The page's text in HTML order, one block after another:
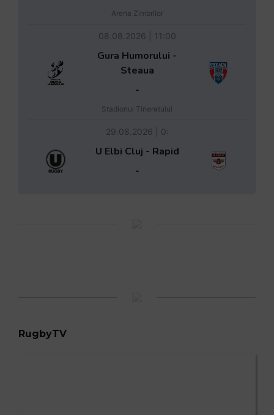
Arena Zimbrilor
08.08.2026 | 11:00
Gura Humorului -
Steaua
-
Stadionul Tineretului
29.08.2026 | 0:
U Elbi Cluj - Rapid
-
RugbyTV